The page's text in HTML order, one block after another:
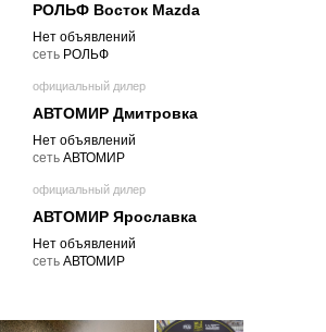
РОЛЬФ Восток Mazda
Нет объявлений
cеть РОЛЬФ
официальный дилер
АВТОМИР Дмитровка
Нет объявлений
cеть АВТОМИР
официальный дилер
АВТОМИР Ярославка
Нет объявлений
cеть АВТОМИР